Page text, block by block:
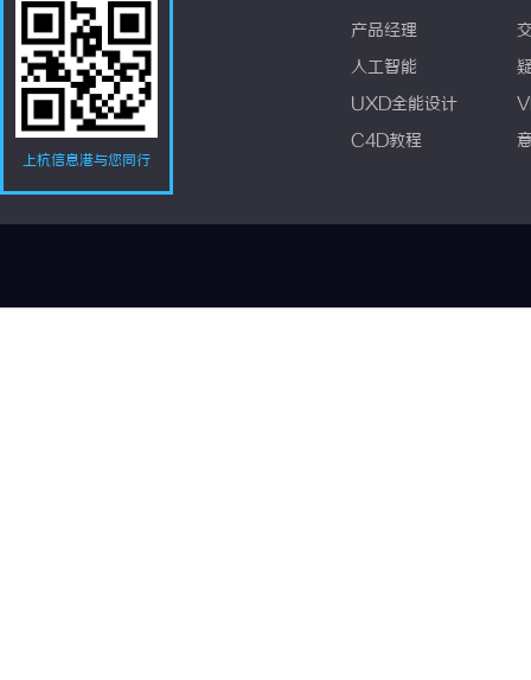
上杭信息港与您同行
产品经理
人工智能
UXD全能设计
C4D教程